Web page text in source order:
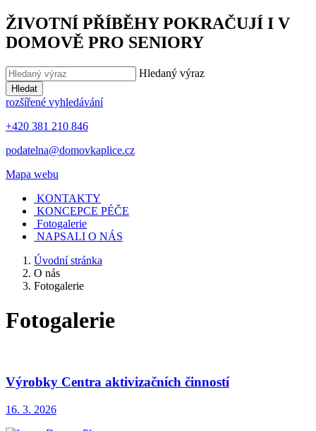
ŽIVOTNÍ PŘÍBĚHY POKRAČUJÍ I V
DOMOVĚ PRO SENIORY
Hledaný výraz
Hledat
rozšířené vyhledávání
+420 381 210 846
podatelna@domovkaplice.cz
Mapa webu
KONTAKTY
KONCEPCE PÉČE
Fotogalerie
NAPSALI O NÁS
Úvodní stránka
O nás
Fotogalerie
Fotogalerie
Výrobky Centra aktivizačních činností
16. 3. 2026